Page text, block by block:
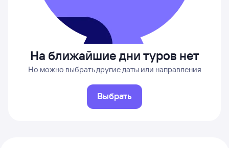
На ближайшие дни туров нет
Но можно выбрать другие даты или направления
Выбрать